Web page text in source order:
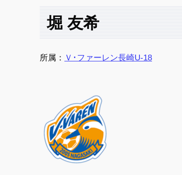
堀 友希
所属： Ｖ･ファーレン長崎U-18